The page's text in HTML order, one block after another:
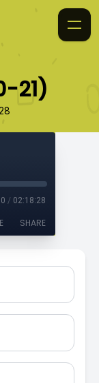
21)
/ 02:18:28
SHARE